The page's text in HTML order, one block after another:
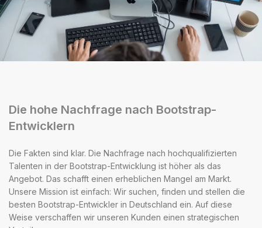
Die hohe Nachfrage nach Bootstrap-
Entwicklern
Die Fakten sind klar. Die Nachfrage nach hochqualifizierten
Talenten in der Bootstrap-Entwicklung ist höher als das
Angebot. Das schafft einen erheblichen Mangel am Markt.
Unsere Mission ist einfach: Wir suchen, finden und stellen die
besten Bootstrap-Entwickler in Deutschland ein. Auf diese
Weise verschaffen wir unseren Kunden einen strategischen